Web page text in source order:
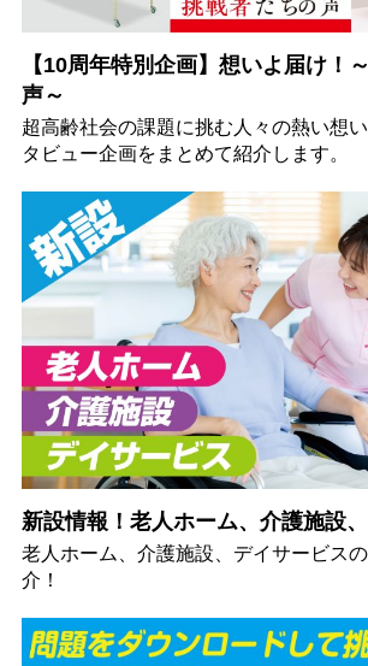
【10周年特別企画】想いよ届け！
声～
超高齢社会の課題に挑む人々の熱い想
タビュー企画をまとめて紹介します。
新設情報！老人ホーム、介護施設
老人ホーム、介護施設、デイサービス
介！